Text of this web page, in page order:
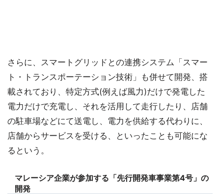
さらに、スマートグリッドとの連携システム「スマー
ト・トランスポーテーション技術」も併せて開発、搭
載されており、特定方式(例えば風力)だけで発電した
電力だけで充電し、それを活用して走行したり、店舗
の駐車場などにて送電し、電力を供給する代わりに、
店舗からサービスを受ける、といったことも可能にな
るという。
マレーシア企業が参加する「先行開発車事業第4号」の
開発